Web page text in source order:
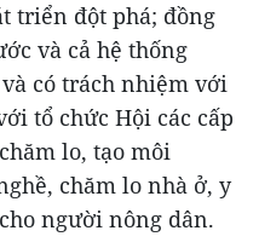
triển đột phá; đồng
và cả hệ thống
có trách nhiệm với
tổ chức Hội các cấp
lo, tạo môi
chăm lo nhà ở, y
người nông dân.